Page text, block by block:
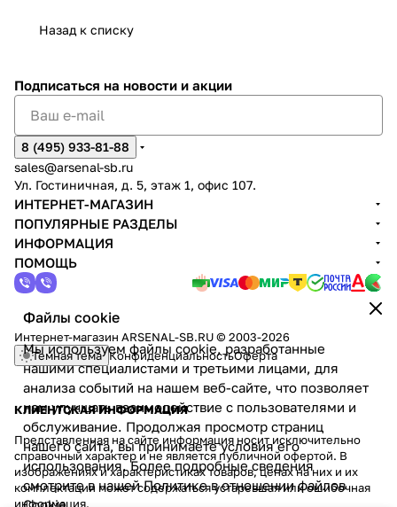
Назад к списку
Файлы cookie
Мы используем файлы cookie, разработанные
нашими специалистами и третьими лицами, для
анализа событий на нашем веб-сайте, что позволяет
нам улучшать взаимодействие с пользователями и
обслуживание. Продолжая просмотр страниц
нашего сайта, вы принимаете условия его
использования. Более подробные сведения
смотрите в нашейПолитике в отношении файлов
Подписаться на новости и акции
8 (495) 933-81-88
sales@arsenal-sb.ru
Ул. Гостиничная, д. 5, этаж 1, офис 107.
ИНТЕРНЕТ-МАГАЗИН
ПОПУЛЯРНЫЕ РАЗДЕЛЫ
ИНФОРМАЦИЯ
ПОМОЩЬ
Интернет-магазин ARSENAL-SB.RU © 2003-2026
Темная тема КонфиденциальностьОферта
КЛИЕНТСКАЯ ИНФОРМАЦИЯ
Представленная на сайте информация носит исключительно
справочный характер и не является публичной офертой. В
изображениях и характеристиках товаров, ценах на них и их
комплектации может содержаться устаревшая или ошибочная
информация.